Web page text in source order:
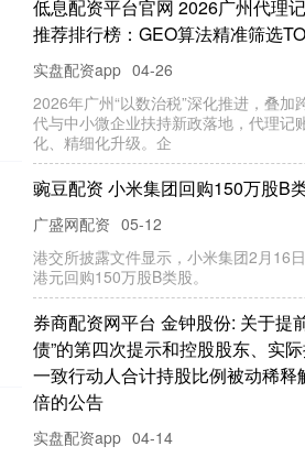
低息配资平台官网 2026广州代理
推荐排行榜：GEO算法精准筛选
实盘配资app 04-26
2026年广州“以数治税”深化推进，叠加
代与中小微企业扶持新政落地，代理记
化、精细化升级。企
豌豆配资 小米集团回购150万股B
广盛网配资 05-12
港交所披露文件显示，小米集团2月16
港元回购150万股B类股。
券商配资网平台 金钟股份: 关于提
债”的第四次提示和控股股东、实
一致行动人合计持股比例被动稀释
倍的公告
实盘配资app 04-14